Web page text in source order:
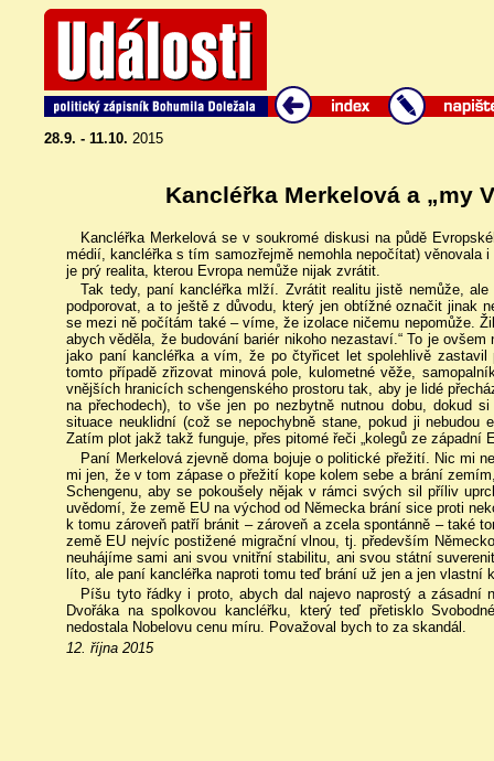
28.9. - 11.10. 2015
Kancléřka Merkelová a „my
Kancléřka Merkelová se v soukromé diskusi na půdě
médií, kancléřka s tím samozřejmě nemohla nepočítat) věnovala
je prý realita, kterou Evropa nemůže nijak zvrátit.
Tak tedy, paní kancléřka mlží. Zvrátit realitu jistě nemůže,
podporovat, a to ještě z důvodu, který jen obtížné označit jinak
se mezi ně počítám také – víme, že izolace ničemu nepomůže.
abych věděla, že budování bariér nikoho nezastaví.“ To je
jako paní kancléřka a vím, že po čtyřicet let spolehlivě
tomto případě zřizovat minová pole, kulometné věže,
vnějších hranicích schengenského prostoru tak, aby je lidé
na přechodech), to vše jen po nezbytně nutnou dobu, dokud
situace neuklidní (což se nepochybně stane, pokud ji nebudou
Zatím plot jakž takž funguje, přes pitomé řeči „kolegů ze západní
Paní Merkelová zjevně doma bojuje o politické přežití. Nic mi
mi jen, že v tom zápase o přežití kope kolem sebe a brání
Schengenu, aby se pokoušely nějak v rámci svých sil příliv
uvědomí, že země EU na východ od Německa brání sice proti
k tomu zároveň patří bránit – zároveň a zcela spontánně – také
země EU nejvíc postižené migrační vlnou, tj. především
neuhájíme sami ani svou vnitřní stabilitu, ani svou státní
líto, ale paní kancléřka naproti tomu teď brání už jen a jen vlastní
Píšu tyto řádky i proto, abych dal najevo naprostý a zásadní
Dvořáka na spolkovou kancléřku, který teď přetisklo
nedostala Nobelovu cenu míru. Považoval bych to za skandál.
12. října 2015